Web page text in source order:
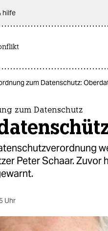
hilfe
zum Datenschutz:
zum Datenschutz
Peter Schaar.
Uhr